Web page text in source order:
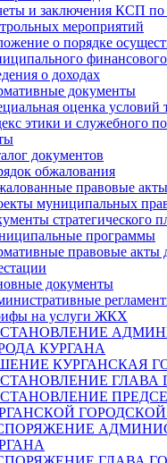
и заключения КСП по
мероприятий
о порядке
о доходах
документы
оценка условий
этики и служебного
документов
обжалования
правовые акты
муниципальных
стратегического
программы
правовые акты
документы
на услуги ЖКХ
КУРГАНА
КУРГАНСКАЯ
ГЛАВА